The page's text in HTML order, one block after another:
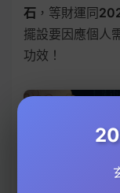
石 ，等財運同
擺設要因應個人
功效！